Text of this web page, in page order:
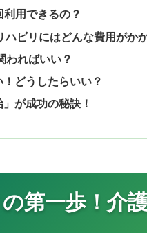
用できるの？
ビリにはどんな費用がか
わればいい？
どうしたらいい？
が成功の秘訣！
第一歩！介